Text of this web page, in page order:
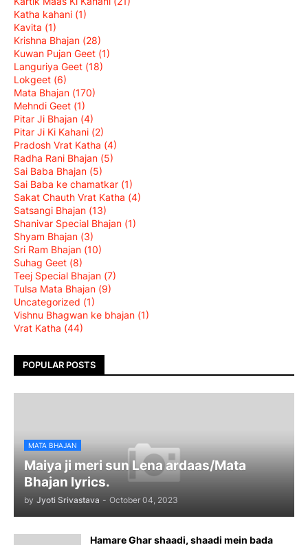
Katha kahani (1)
Kavita (1)
Krishna Bhajan (28)
Kuwan Pujan Geet (1)
Languriya Geet (18)
Lokgeet (6)
Mata Bhajan (170)
Mehndi Geet (1)
Pitar Ji Bhajan (4)
Pitar Ji Ki Kahani (2)
Pradosh Vrat Katha (4)
Radha Rani Bhajan (5)
Sai Baba Bhajan (5)
Sai Baba ke chamatkar (1)
Sakat Chauth Vrat Katha (4)
Satsangi Bhajan (13)
Shanivar Special Bhajan (1)
Shyam Bhajan (3)
Sri Ram Bhajan (10)
Suhag Geet (8)
Teej Special Bhajan (7)
Tulsa Mata Bhajan (9)
Uncategorized (1)
Vishnu Bhagwan ke bhajan (1)
Vrat Katha (44)
POPULAR POSTS
MATA BHAJAN
Maiya ji meri sun Lena ardaas/Mata
Bhajan lyrics.
by Jyoti Srivastava - October 04, 2023
Hamare Ghar shaadi, shaadi mein bada